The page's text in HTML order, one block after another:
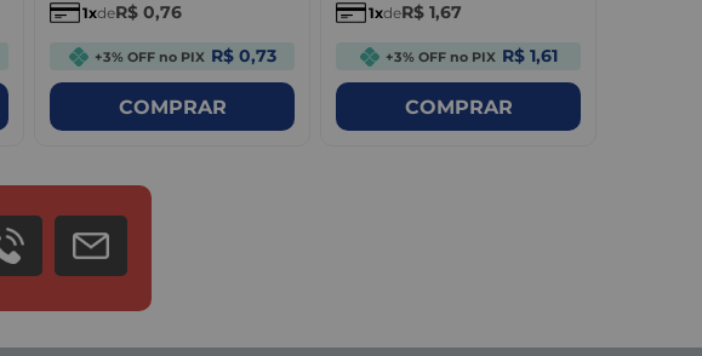
1 deR$ 0,76
+3% OFF no PIX R$ 0,73
COMPRAR
1 deR$ 1,67
+3% OFF no PIX R$ 1,61
COMPRAR